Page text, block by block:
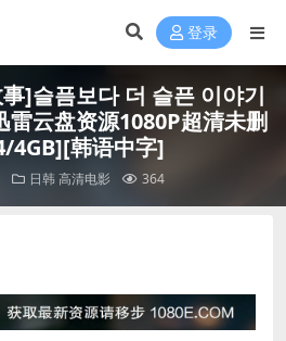
登录
]슬픔보다 더 슬픈 이야기
雷云盘资源1080P超清未删
4GB][韩语中字]
日韩高清电影 364